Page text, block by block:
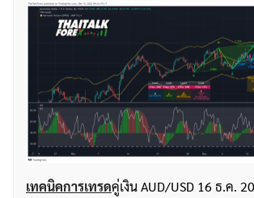
เทคนิคการเทรดคู่เงิน AUD/USD 16 ธ.ค.